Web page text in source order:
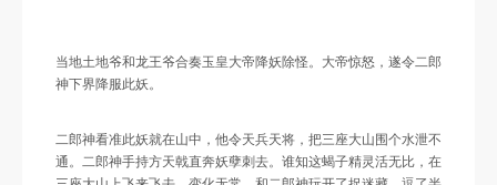
当地土地爷和龙王爷合奏玉皇大帝降妖除怪。大帝惊怒，遂令二郎
神下界降服此妖。
二郎神看准此妖就在山中，他令天兵天将，把三座大山围个水泄不
通。二郎神手持方天戟直奔妖孽刺去。谁知这蝎子精灵活无比，在